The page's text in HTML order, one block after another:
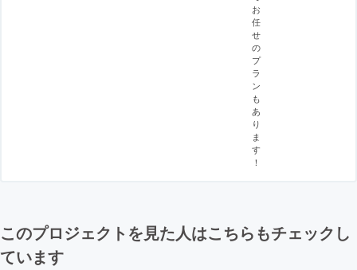
お
任
せ
の
プ
ラ
ン
も
あ
り
ま
す
！
このプロジェクトを見た人はこちらもチェックし
ています